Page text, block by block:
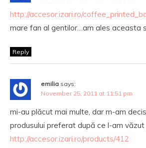
http://accesor.izari.ro/
mare fan al gentilor…am ales aceasta
Reply
emilia says:
November 25, 2011 at 11:51 pm
mi-au plăcut mai multe, dar m-am
produsului preferat după ce l-am
http://accesor.izari.ro/products/412